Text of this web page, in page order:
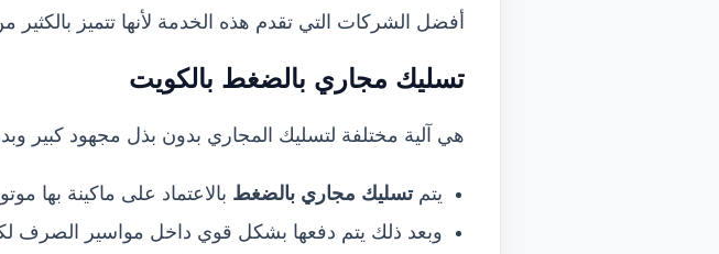
أفضل الشركات التي تقدم هذه الخدمة لأنها تتميز بالكثير
تسليك مجاري بالضغط بالكويت
هي آلية مختلفة لتسليك المجاري بدون بذل مجهود كبير
يتمتسليك مجاري بالضغط بالاعتماد على ماكينة بها
وبعد ذلك يتم دفعها بشكل قوي داخل مواسير الصرف